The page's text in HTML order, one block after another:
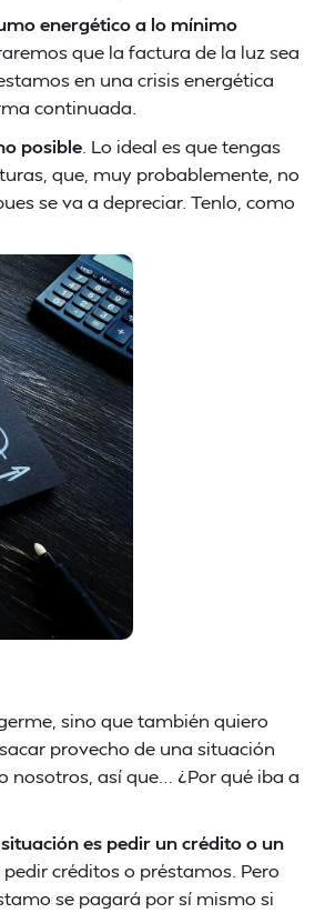
energético a lo mínimo
que la factura de la luz sea
en una crisis energética
continuada.
posible . Lo ideal es que tengas
que, muy probablemente, no
se va a depreciar. Tenlo, como
sino que también quiero
provecho de una situación
nosotros, así que… ¿Por qué iba a
es pedir un crédito o un
pedir créditos o préstamos. Pero
se pagará por sí mismo si